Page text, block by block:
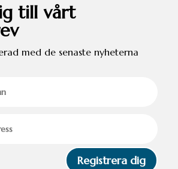
till vårt
med de senaste nyheterna
Registrera dig